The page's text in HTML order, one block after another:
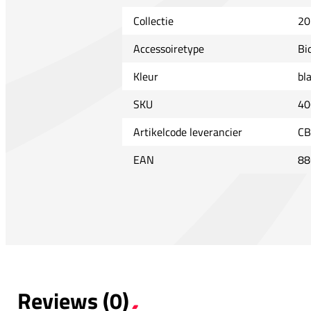
Collectie
Accessoiretype
Kleur
SKU
Artikelcode leverancier
EAN
Reviews (0)